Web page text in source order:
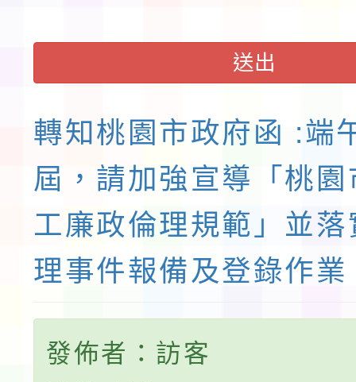
送出
轉知桃園市政府函 :端
屆，請加強宣導「桃
工廉政倫理規範」並
理事件報備及登錄作業
發佈者：訪客